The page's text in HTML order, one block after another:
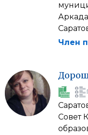
Член
Совет